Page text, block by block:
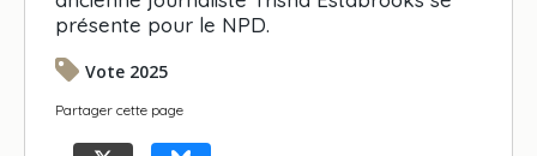
présente pour le NPD.
Vote 2025
Partager cette page